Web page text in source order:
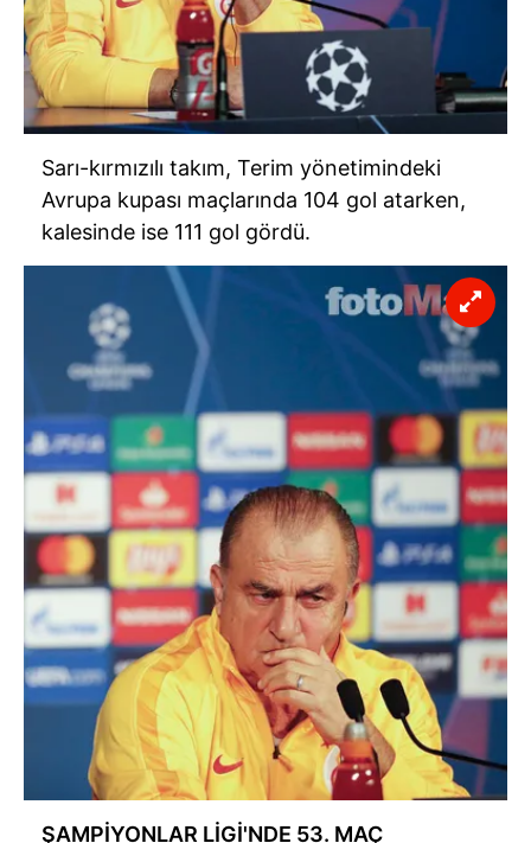
Sarı-kırmızılı takım, Terim yönetimindeki
Avrupa kupası maçlarında 104 gol atarken,
kalesinde ise 111 gol gördü.
ŞAMPİYONLAR LİGİ'NDE 53. MAÇ